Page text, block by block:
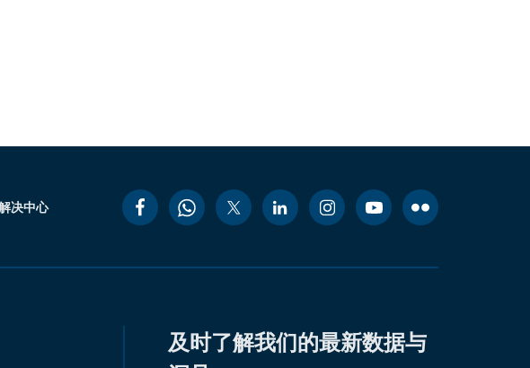
决中心
及时了解我们的最新数据与